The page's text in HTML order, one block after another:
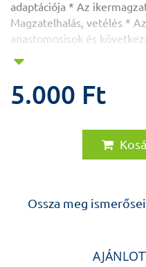
adaptációja * Az
Magzatelhalás, vetélés *
anastomosisok és
Ikermagzatok fekvése *
eljárások (külsõ, invazív,
ikerszülések korai és késõi
A nagy formátumú,
bõséges irodalmat is
részére nélkülözhetetlen.
5.000 Ft
Ossza meg